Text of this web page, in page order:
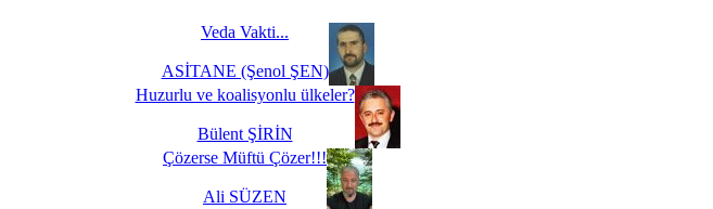
Veda Vakti...
ASİTANE (Şenol ŞEN)
Huzurlu ve koalisyonlu ülkeler?
Bülent ŞİRİN
Çözerse Müftü Çözer!!!
Ali SÜZEN